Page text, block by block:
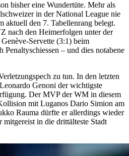
bisher eine Wundertüte. Mehr als
in der National League nie
aktuell den 7. Tabellenrang belegt.
nach den Heimerfolgen unter der
Servette (3:1) beim
Penaltyschiessen – und dies notabene
zu tun. In den letzten
Genoni der wichtigste
Der MVP der WM in diesem
mit Luganos Dario Simion am
Rauma dürfte er allerdings wieder
mitgereist in die drittälteste Stadt